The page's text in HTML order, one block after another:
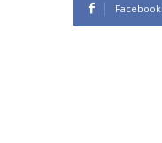
Facebook